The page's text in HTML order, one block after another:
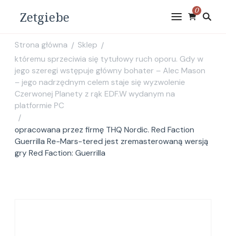
Zetgiebe 0
Strona główna / Sklep /
któremu sprzeciwia się tytułowy ruch oporu. Gdy w
jego szeregi wstępuje główny bohater – Alec Mason
– jego nadrzędnym celem staje się wyzwolenie
Czerwonej Planety z rąk EDF.W wydanym na
platformie PC
/
opracowana przez firmę THQ Nordic. Red Faction
Guerrilla Re-Mars-tered jest zremasterowaną wersją
gry Red Faction: Guerrilla